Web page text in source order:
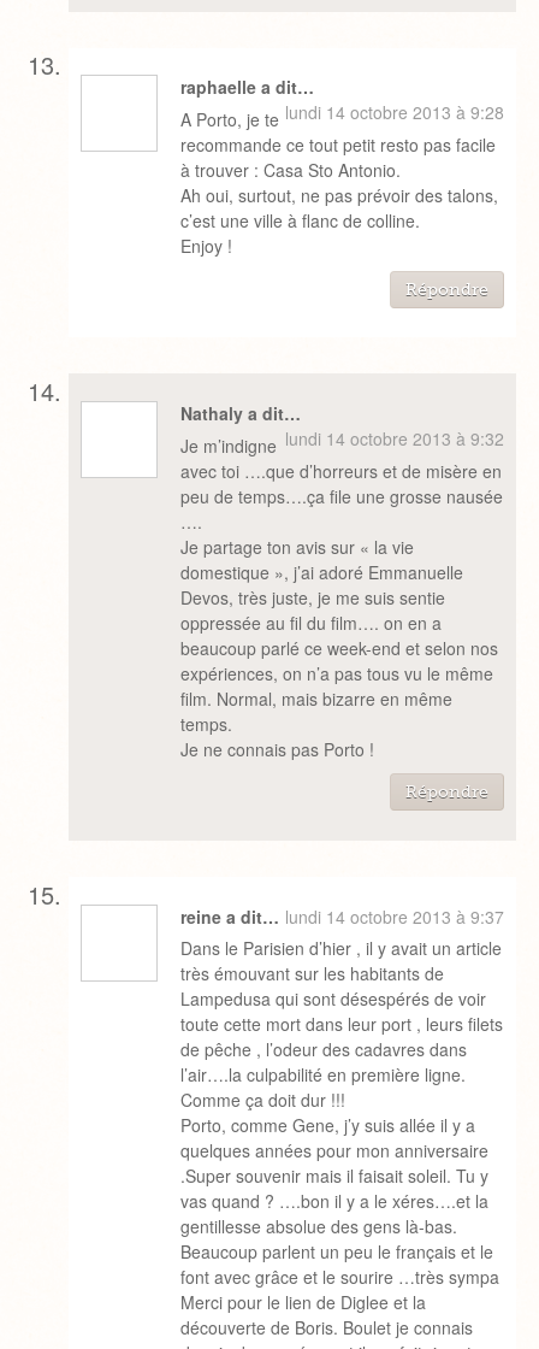
raphaelle a dit…
lundi 14 octobre 2013 à 9:28
A Porto, je te
recommande ce tout petit resto pas facile
à trouver : Casa Sto Antonio.
Ah oui, surtout, ne pas prévoir des talons,
c’est une ville à flanc de colline.
Enjoy !
Répondre
Nathaly a dit…
lundi 14 octobre 2013 à 9:32
Je m’indigne
avec toi ….que d’horreurs et de misère en
peu de temps….ça file une grosse nausée
….
Je partage ton avis sur « la vie
domestique », j’ai adoré Emmanuelle
Devos, très juste, je me suis sentie
oppressée au fil du film…. on en a
beaucoup parlé ce week-end et selon nos
expériences, on n’a pas tous vu le même
film. Normal, mais bizarre en même
temps.
Je ne connais pas Porto !
Répondre
reine a dit… lundi 14 octobre 2013 à 9:37
Dans le Parisien d’hier , il y avait un article
très émouvant sur les habitants de
Lampedusa qui sont désespérés de voir
toute cette mort dans leur port , leurs filets
de pêche , l’odeur des cadavres dans
l’air….la culpabilité en première ligne.
Comme ça doit dur !!!
Porto, comme Gene, j’y suis allée il y a
quelques années pour mon anniversaire
.Super souvenir mais il faisait soleil. Tu y
vas quand ? ….bon il y a le xéres….et la
gentillesse absolue des gens là-bas.
Beaucoup parlent un peu le français et le
font avec grâce et le sourire …très sympa
Merci pour le lien de Diglee et la
découverte de Boris. Boulet je connais